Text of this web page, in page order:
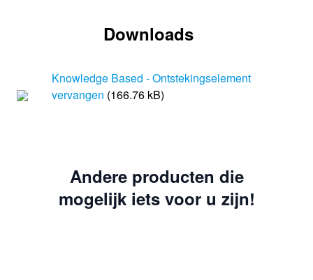
Downloads
Knowledge Based - Ontstekingselement
vervangen (166.76 kB)
Andere producten die
mogelijk iets voor u zijn!